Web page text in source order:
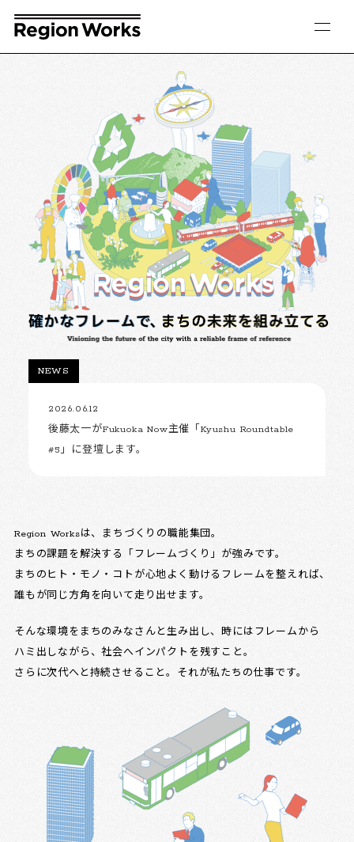
NEWS
2026.06.12
後藤太一がFukuoka Now主催「Kyushu Roundtable
#5」に登壇します。
Region Worksは、まちづくりの職能集団。
まちの課題を解決する「フレームづくり」が強みです。
まちのヒト・モノ・コトが心地よく動けるフレームを整えれば、
誰もが同じ方角を向いて走り出せます。
そんな環境をまちのみなさんと生み出し、時にはフレームから
ハミ出しながら、社会へインパクトを残すこと。
さらに次代へと持続させること。それが私たちの仕事です。